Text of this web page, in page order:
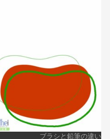
ブラシと鉛筆の違い